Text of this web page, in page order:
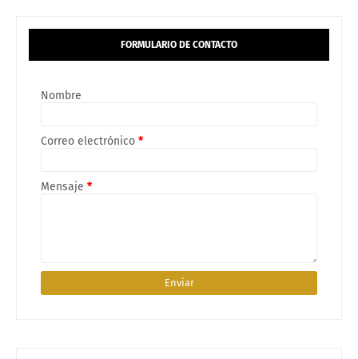
FORMULARIO DE CONTACTO
Nombre
Correo electrónico *
Mensaje *